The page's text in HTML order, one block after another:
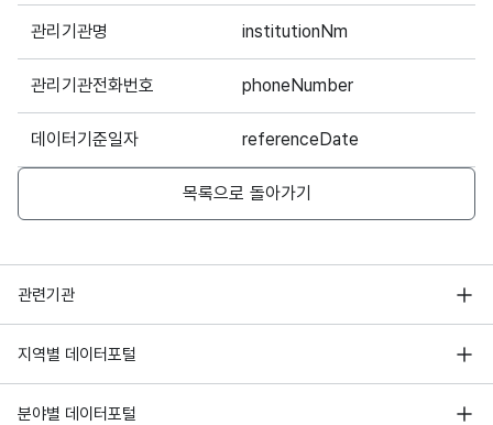
관리기관명 institutionNm
관리기관전화번호 phoneNumber
데이터기준일자 referenceDate
목록으로 돌아가기
관련기관
행정안전부
한국지능정보사회진흥원
국가정보자원관리원
지역별 데이터포털
서울 열린데이터광장
경기데이터드림
분야별 데이터포털
기상자료개방포털